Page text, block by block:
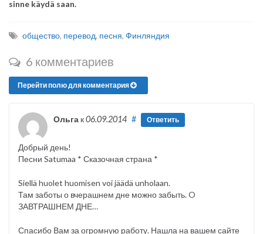
sinne käydä saan.
общество, перевод, песня, Финляндия
6 комментариев
Перейти полю для комментария
Ольга к06.09.2014 # Ответить
Добрый день!
Песни Satumaa * Сказочная страна *
Siellä huolet huomisen voi jäädä unholaan.
Там заботы о вчерашнем дне можно забыть. O
ЗАВТРАШНЕМ ДНЕ…
Спасибо Вам за огромную работу. Нашла на вашем сайте